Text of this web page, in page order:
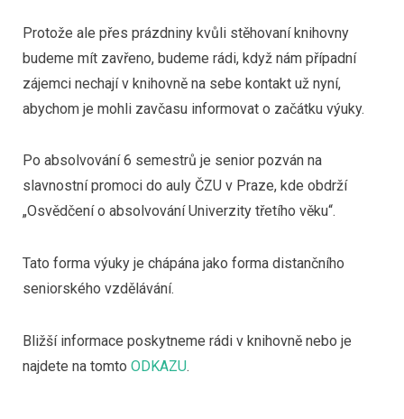
Protože ale přes prázdniny kvůli stěhovaní knihovny
budeme mít zavřeno, budeme rádi, když nám případní
zájemci nechají v knihovně na sebe kontakt už nyní,
abychom je mohli zavčasu informovat o začátku výuky.
Po absolvování 6 semestrů je senior pozván na
slavnostní promoci do auly ČZU v Praze, kde obdrží
„Osvědčení o absolvování Univerzity třetího věku“.
Tato forma výuky je chápána jako forma distančního
seniorského vzdělávání.
Bližší informace poskytneme rádi v knihovně nebo je
najdete na tomto ODKAZU.